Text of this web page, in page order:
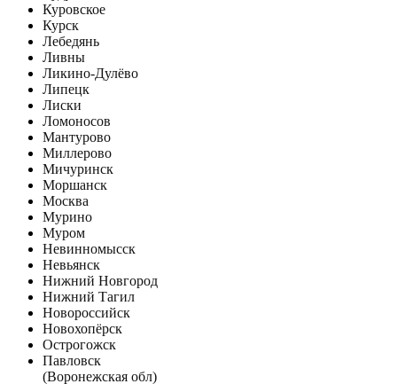
Куровское
Курск
Лебедянь
Ливны
Ликино-Дулёво
Липецк
Лиски
Ломоносов
Мантурово
Миллерово
Мичуринск
Моршанск
Москва
Мурино
Муром
Невинномысск
Невьянск
Нижний Новгород
Нижний Тагил
Новороссийск
Новохопёрск
Острогожск
Павловск
(Воронежская обл)